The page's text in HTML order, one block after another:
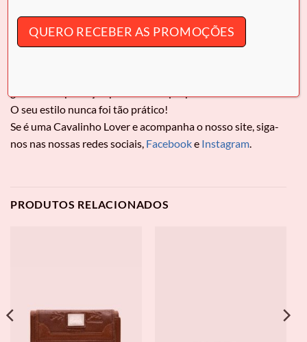
Carteira CavalinhoDi Cavallo
O seu estilo nunca foi tão prático!
Se é uma Cavalinho Lover e acompanha o nosso site, siga-
nos nas nossas redes sociais, Facebooke Instagram
PRODUTOS RELACIONADOS
QUERO RECEBER AS PROMOÇÕES